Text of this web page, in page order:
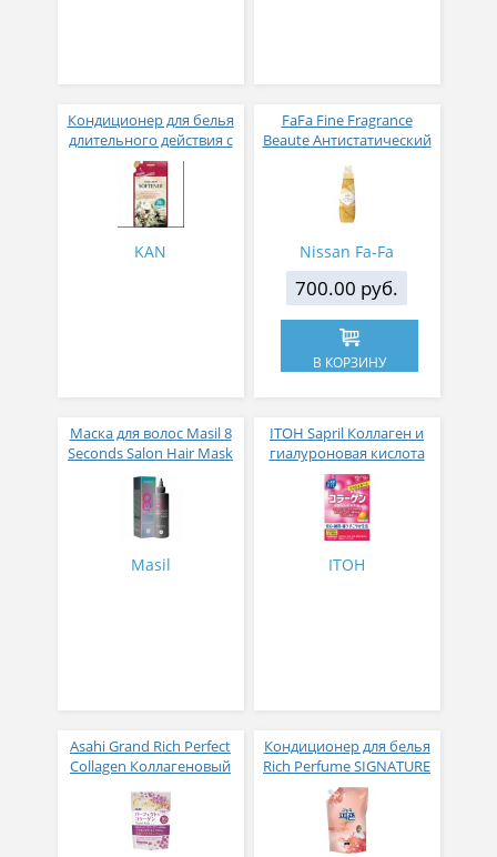
Кондиционер для белья
длительного действия с
аромакапсулами с
экзотическим ароматом
500 мл
KAN
FaFa Fine Fragrance
Beaute Антистатический
с ароматом цветов,
мускуса и сандалового
дерева 600 мл
Nissan Fa-Fa
700.00 руб.
В КОРЗИНУ
Маска для волос Masil 8
Seconds Salon Hair Mask
200 мл
Masil
ITOH Sapril Коллаген и
гиалуроновая кислота
со вкусом манго 30
стиков
ITOH
Asahi Grand Rich Perfect
Collagen Коллагеновый
плацентой и
изофлавонами сои 228
гр
Кондиционер для белья
Rich Perfume SIGNATURE
парфюмированный
супер-концентрат с
ароматом Фиеста 1,6 л